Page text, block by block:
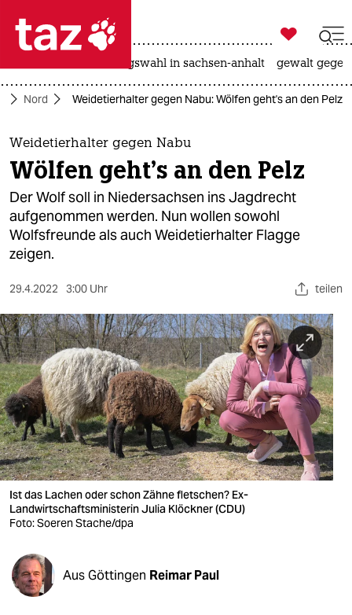
 taz zahl ich
taz zahl ich
themen
politik
öko
gesellschaft
kultur
sport
berlin
nord
wahrheit
verlag
verlag
veranstaltungen
shop
fragen & hilfe

taz zahl ich
landtagswahl in sachsen-anhalt gewalt
Nord Weidetierhalter gegen Nabu: Wölfen geht's an den Pelz
Weidetierhalter gegen Nabu
Wölfen geht's an den Pelz
Der Wolf soll in Niedersachsen ins Jagdrecht
aufgenommen werden. Nun wollen sowohl
Wolfsfreunde als auch Weidetierhalter Flagge
zeigen.
29.4.2022 3:00 Uhr teilen
Ist das Lachen oder schon Zähne fletschen? Ex-
Landwirtschaftsministerin Julia Klöckner (CDU)
Foto: Soeren Stache/dpa
Aus Göttingen Reimar Paul